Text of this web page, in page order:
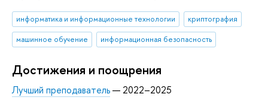
информатика и информационные технологии
криптография
машинное обучение
информационная безопасность
Достижения и поощрения
Лучший преподаватель— 2022–2025